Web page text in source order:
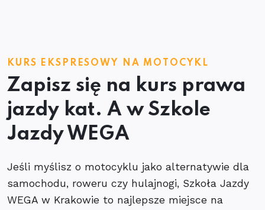
KURS EKSPRESOWY NA MOTOCYKL
Zapisz się na kurs prawa
jazdy kat. A w Szkole
Jazdy WEGA
Jeśli myślisz o motocyklu jako alternatywie dla
samochodu, roweru czy hulajnogi, Szkoła Jazdy
WEGA w Krakowie to najlepsze miejsce na